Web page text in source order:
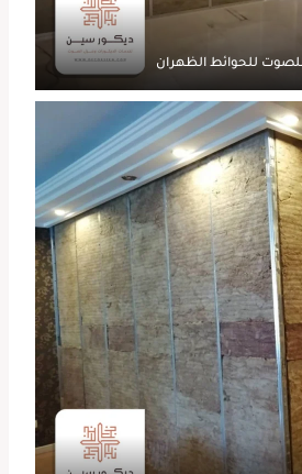
للحوائط الظهران